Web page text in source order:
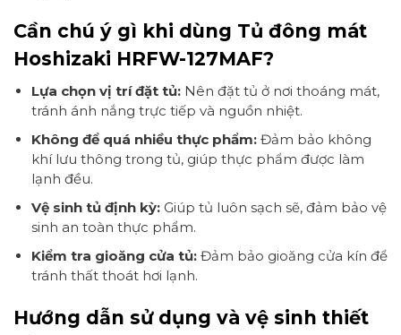
Cần chú ý gì khi dùng Tủ đông mát
Hoshizaki HRFW-127MAF?
Lựa chọn vị trí đặt tủ:Nên đặt tủ ở nơi thoáng mát,
tránh ánh nắng trực tiếp và nguồn nhiệt.
Không để quá nhiều thực phẩm:Đảm bảo không
khí lưu thông trong tủ, giúp thực phẩm được làm
lạnh đều.
Vệ sinh tủ định kỳ:Giúp tủ luôn sạch sẽ, đảm bảo vệ
sinh an toàn thực phẩm.
Kiểm tra gioăng cửa tủ:Đảm bảo gioăng cửa kín để
tránh thất thoát hơi lạnh.
Hướng dẫn sử dụng và vệ sinh thiết